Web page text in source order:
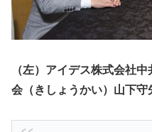
（左）アイデス株式会社
会（きしょうかい）山下守